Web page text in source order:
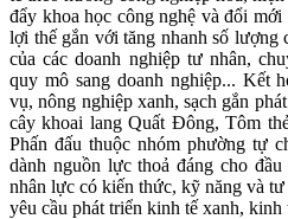
đẩy khoa học công nghệ và đổi
lợi thế gắn với tăng nhanh số lượng
của các doanh nghiệp tư nhân,
quy mô sang doanh nghiệp... Kết
vụ, nông nghiệp xanh, sạch gắn
cây khoai lang Quất Đông, Tôm
Phấn đấu thuộc nhóm phường tự
dành nguồn lực thoả đáng cho
nhân lực có kiến thức, kỹ năng và
yêu cầu phát triển kinh tế xanh, kinh